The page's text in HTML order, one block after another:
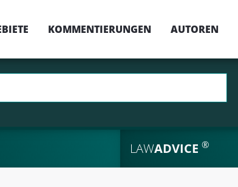
KOMMENTIERUNGEN AUTOREN
LAWADVICE ®